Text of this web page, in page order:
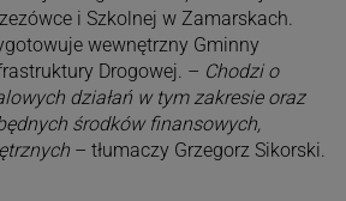
i Szkolnej w Zamarskach.
wewnętrzny Gminny
Drogowej. – Chodzi o
działań w tym zakresie oraz
środków finansowych,
– tłumaczy Grzegorz Sikorski.